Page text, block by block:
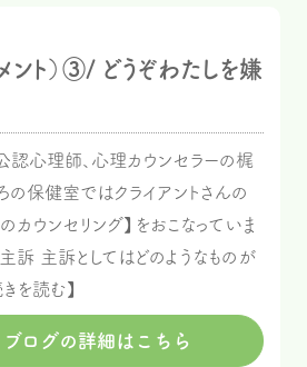
ント）③/ どうぞわたしを嫌
心理師、心理カウンセラーの梶
の保健室ではクライアントさんの
カウンセリング】をおこなっていま
訴 主訴としてはどのようなものが
を読む】
ブログの詳細はこちら